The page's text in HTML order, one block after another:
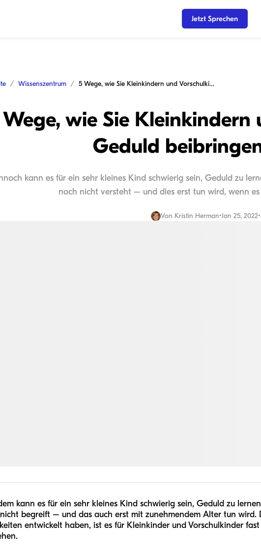
Jetzt Sprechen
Wissenszentrum 5 Wege, wie Sie Kleinkindern und Vorschulkindern Geduld beibringen können
wie Sie Kleinkindern
Geduld
kann es für ein sehr kleines Kind schwierig sein, Geduld zu
noch nicht versteht – und dies erst tun wird, wenn
Von Kristin Herman•Jan 25, 2022•
kann es für ein sehr kleines Kind schwierig sein, Geduld zu
begreift – und das auch erst mit zunehmendem Alter tun wird.
entwickelt haben, ist es für Kleinkinder und Vorschulkinder